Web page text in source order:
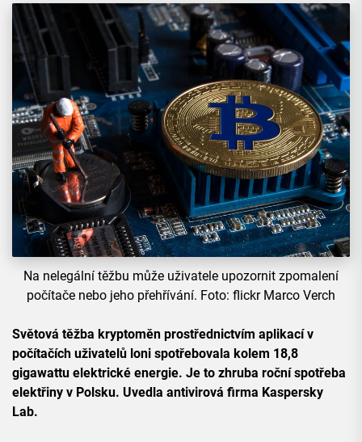
Na nelegální těžbu může uživatele upozornit zpomalení
počítače nebo jeho přehřívání. Foto: flickr Marco Verch
Světová těžba kryptoměn prostřednictvím aplikací v
počítačích uživatelů loni spotřebovala kolem 18,8
gigawattu elektrické energie. Je to zhruba roční spotřeba
elektřiny v Polsku. Uvedla antivirová firma Kaspersky
Lab.